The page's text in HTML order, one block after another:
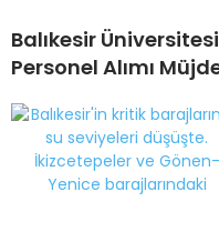
Balıkesir
Personel Alımı